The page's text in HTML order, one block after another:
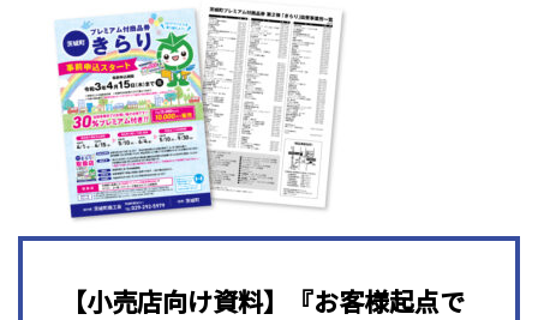
【小売店向け資料】『お客様起点で